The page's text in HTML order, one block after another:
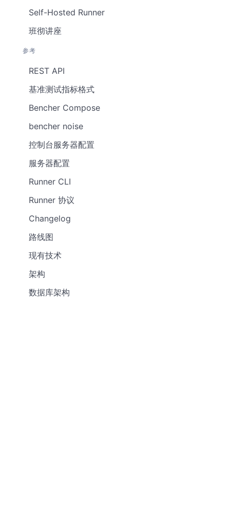
Self-Hosted Runner
班彻讲座
参考
REST API
基准测试指标格式
Bencher Compose
bencher noise
控制台服务器配置
服务器配置
Runner CLI
Runner 协议
Changelog
路线图
现有技术
架构
数据库架构